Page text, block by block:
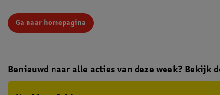
Ga naar homepagina
Benieuwd naar alle acties van deze week? Bekijk